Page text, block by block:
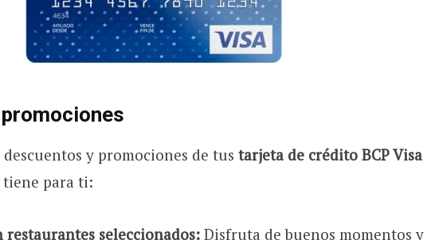
y promociones de tus tarjeta de crédito BCP Visa
para ti:
restaurantes seleccionados:Disfruta de buenos momentos y